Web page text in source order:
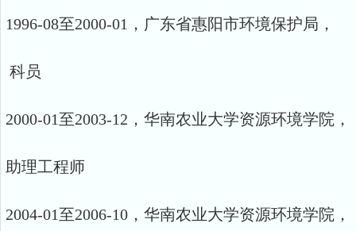
1996-08至2000-01，广东省惠阳市环境保护局，
科员
2000-01至2003-12，华南农业大学资源环境学院，
助理工程师
2004-01至2006-10，华南农业大学资源环境学院，